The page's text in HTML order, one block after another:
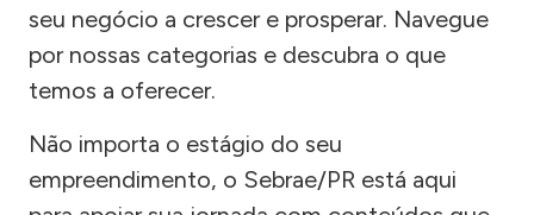
seu negócio a crescer e prosperar. Navegue
por nossas categorias e descubra o que
temos a oferecer.
Não importa o estágio do seu
empreendimento, o Sebrae/PR está aqui